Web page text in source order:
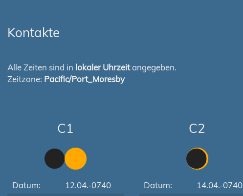
Kontakte
Alle Zeiten sind in lokaler Uhrzeitangegeben.
Zeitzone: Pacific/Port_Moresby
C1
Datum:
12.04.-0740
C2
Datum:
14.04.-0740